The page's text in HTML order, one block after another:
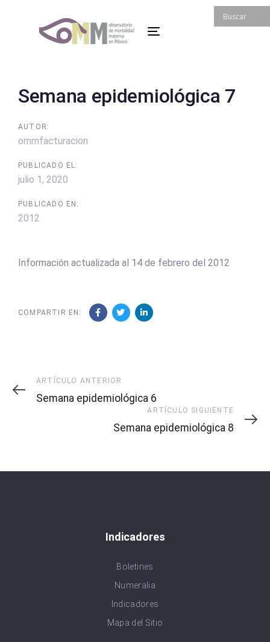
content
Toggle
Semana epidemiológica 7
AUTOR:
ommfacturacion
PUBLICADO EL:
julio 1, 2020
PUBLICADO EN:
2012
Información actualizada al 14 de febrero del 2012
COMPARTIR EN:
Post
navigation
Artículo
Anterior
ARTÍCULO ANTERIOR
Semana epidemiológica 6
Artículo
Siguiente
ARTÍCULO SIGUIENTE
Semana epidemiológica 8
Indicadores
Boletines
Numeralia
Indicadores
Mapa del Sitio